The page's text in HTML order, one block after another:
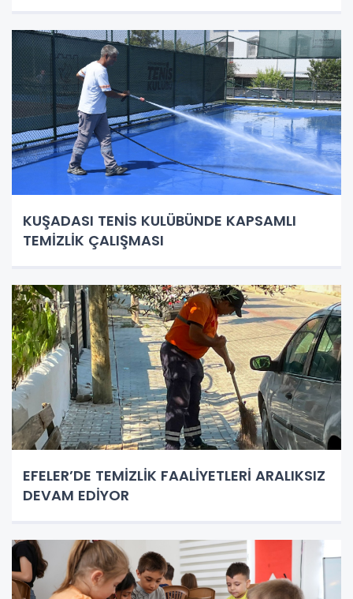
KUŞADASI TENİS KULÜBÜNDE KAPSAMLI
TEMİZLİK ÇALIŞMASI
EFELER’DE TEMİZLİK FAALİYETLERİ ARALIKSIZ
DEVAM EDİYOR